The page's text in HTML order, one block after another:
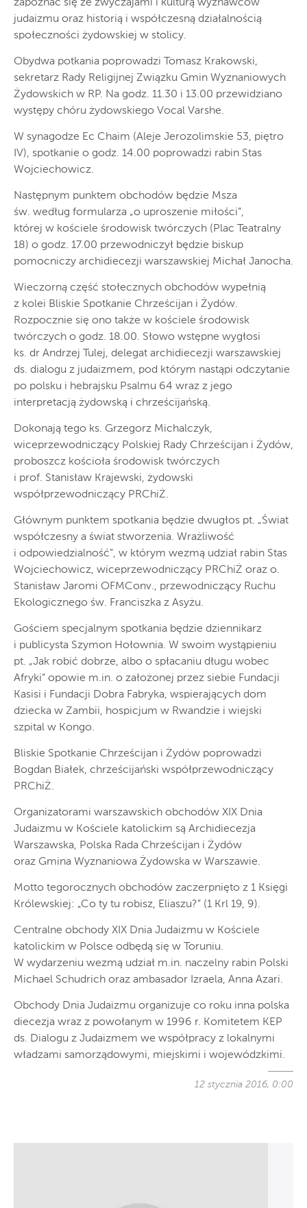
zapoznać się ze zwyczajami i kulturą wyznawców
judaizmu oraz historią i współczesną działalnością
społeczności żydowskiej w stolicy.
Obydwa potkania poprowadzi Tomasz Krakowski,
sekretarz Rady Religijnej Związku Gmin Wyznaniowych
Żydowskich w RP. Na godz. 11.30 i 13.00 przewidziano
występy chóru żydowskiego Vocal Varshe.
W synagodze Ec Chaim (Aleje Jerozolimskie 53, piętro
IV), spotkanie o godz. 14.00 poprowadzi rabin Stas
Wojciechowicz.
Następnym punktem obchodów będzie Msza
św. według formularza „o uproszenie miłości”,
której w kościele środowisk twórczych (Plac Teatralny
18) o godz. 17.00 przewodniczył będzie biskup
pomocniczy archidiecezji warszawskiej Michał Janocha.
Wieczorną część stołecznych obchodów wypełnią
z kolei Bliskie Spotkanie Chrześcijan i Żydów.
Rozpocznie się ono także w kościele środowisk
twórczych o godz. 18.00. Słowo wstępne wygłosi
ks. dr Andrzej Tulej, delegat archidiecezji warszawskiej
ds. dialogu z judaizmem, pod którym nastąpi odczytanie
po polsku i hebrajsku Psalmu 64 wraz z jego
interpretacją żydowską i chrześcijańską.
Dokonają tego ks. Grzegorz Michalczyk,
wiceprzewodniczący Polskiej Rady Chrześcijan i Żydów,
proboszcz kościoła środowisk twórczych
i prof. Stanisław Krajewski, żydowski
współprzewodniczący PRChiŻ.
Głównym punktem spotkania będzie dwugłos pt. „Świat
współczesny a świat stworzenia. Wrażliwość
i odpowiedzialność”, w którym wezmą udział rabin Stas
Wojciechowicz, wiceprzewodniczący PRChiŻ oraz o.
Stanisław Jaromi OFMConv., przewodniczący Ruchu
Ekologicznego św. Franciszka z Asyżu.
Gościem specjalnym spotkania będzie dziennikarz
i publicysta Szymon Hołownia. W swoim wystąpieniu
pt. „Jak robić dobrze, albo o spłacaniu długu wobec
Afryki” opowie m.in. o założonej przez siebie Fundacji
Kasisi i Fundacji Dobra Fabryka, wspierających dom
dziecka w Zambii, hospicjum w Rwandzie i wiejski
szpital w Kongo.
Bliskie Spotkanie Chrześcijan i Żydów poprowadzi
Bogdan Białek, chrześcijański współprzewodniczący
PRChiŻ.
Organizatorami warszawskich obchodów XIX Dnia
Judaizmu w Kościele katolickim są Archidiecezja
Warszawska, Polska Rada Chrześcijan i Żydów
oraz Gmina Wyznaniowa Żydowska w Warszawie.
Motto tegorocznych obchodów zaczerpnięto z 1 Księgi
Królewskiej: „Co ty tu robisz, Eliaszu?” (1 Krl 19, 9).
Centralne obchody XIX Dnia Judaizmu w Kościele
katolickim w Polsce odbędą się w Toruniu.
W wydarzeniu wezmą udział m.in. naczelny rabin Polski
Michael Schudrich oraz ambasador Izraela, Anna Azari.
Obchody Dnia Judaizmu organizuje co roku inna polska
diecezja wraz z powołanym w 1996 r. Komitetem KEP
ds. Dialogu z Judaizmem we współpracy z lokalnymi
władzami samorządowymi, miejskimi i wojewódzkimi.
12 stycznia 2016, 0:00